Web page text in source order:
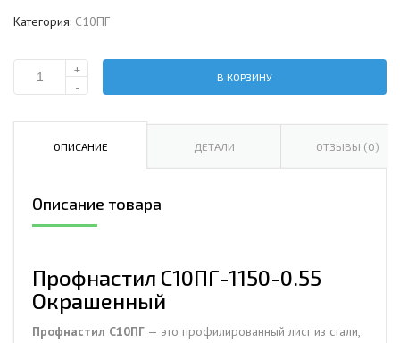
Категория: С10ПГ
Количество
С10ПГ-1150-
+
-
В КОРЗИНУ
ОПИСАНИЕ ДЕТАЛИ ОТЗЫВЫ (0)
Описание товара
Профнастил С10ПГ-1150-0.55
Окрашенный
Профнастил С10ПГ — это профилированный лист из стали,